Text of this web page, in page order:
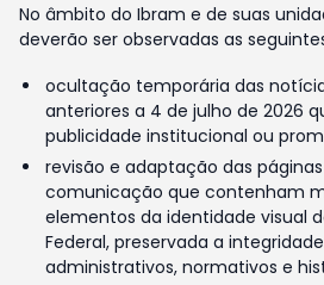
No âmbito do Ibram e de suas
deverão ser observadas as
ocultação temporária das
anteriores a 4 de julho de 2026
publicidade institucional ou
revisão e adaptação das
comunicação que contenham
elementos da identidade visual
Federal, preservada a
administrativos, normativos e